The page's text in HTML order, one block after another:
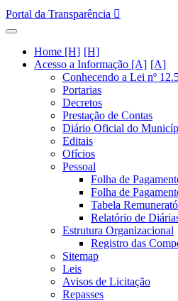
Portal da Transparência
Home [H]
Acesso a Informação [A]
Conhecendo a Lei nº
Portarias
Decretos
Prestação de Contas
Diário Oficial do
Editais
Ofícios
Pessoal
Folha de
Folha de
Tabela
Relatório de
Estrutura Organizacional
Registro das
Sitemap
Leis
Avisos de Licitação
Repasses